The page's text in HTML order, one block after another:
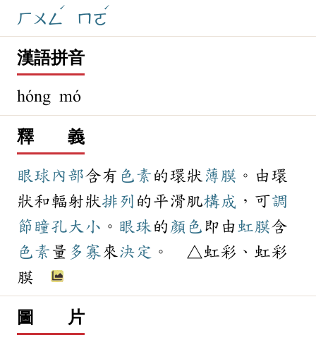
ㄏㄨㄥ
ˊ
ㄇㄛ
ˊ
漢語拼音
hóng mó
釋 義
眼球內部含有 色素的環狀 薄膜 。由環
狀和輻射狀排列 的平滑肌構成 ，可調
節 瞳孔 大小 。 眼珠的 顏色 即由虹膜含
色素量 多寡來決定 。 △虹彩、虹彩
膜
圖 片